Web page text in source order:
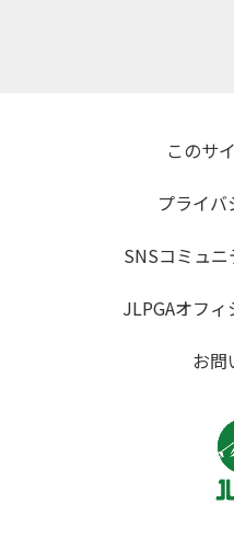
このサ
プライバ
SNSコミュ
JLPGAオフ
お問